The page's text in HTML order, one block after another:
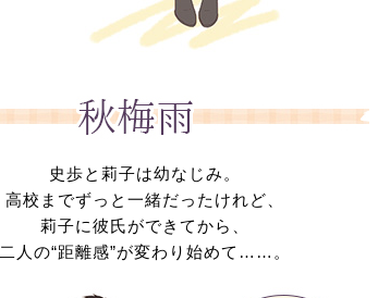
史歩と莉子は幼なじみ。
高校までずっと一緒だったけれど、
莉子に彼氏ができてから、
二人の“距離感”が変わり始めて……。